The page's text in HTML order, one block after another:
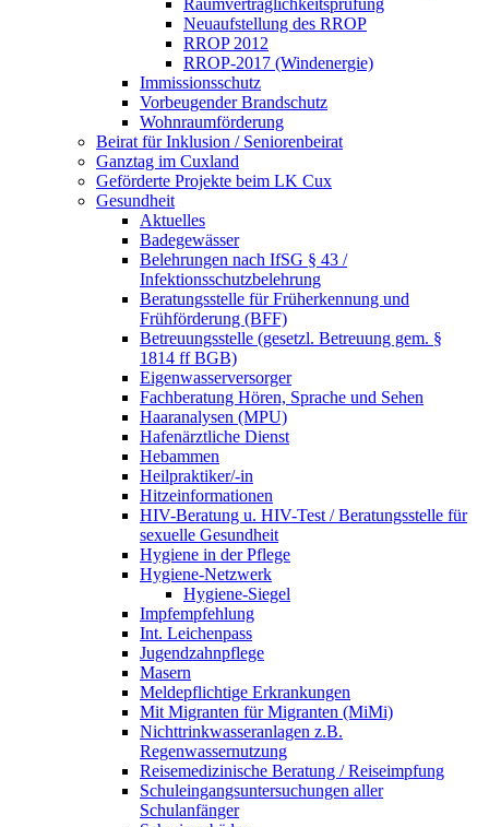
Raumverträglichkeitsprüfung
Neuaufstellung des RROP
RROP 2012
RROP-2017 (Windenergie)
Immissionsschutz
Vorbeugender Brandschutz
Wohnraumförderung
Beirat für Inklusion / Seniorenbeirat
Ganztag im Cuxland
Geförderte Projekte beim LK Cux
Gesundheit
Aktuelles
Badegewässer
Belehrungen nach IfSG § 43 /
Infektionsschutzbelehrung
Beratungsstelle für Früherkennung und
Frühförderung (BFF)
Betreuungsstelle (gesetzl. Betreuung gem. §
1814 ff BGB)
Eigenwasserversorger
Fachberatung Hören, Sprache und Sehen
Haaranalysen (MPU)
Hafenärztliche Dienst
Hebammen
Heilpraktiker/-in
Hitzeinformationen
HIV-Beratung u. HIV-Test / Beratungsstelle für
sexuelle Gesundheit
Hygiene in der Pflege
Hygiene-Netzwerk
Hygiene-Siegel
Impfempfehlung
Int. Leichenpass
Jugendzahnpflege
Masern
Meldepflichtige Erkrankungen
Mit Migranten für Migranten (MiMi)
Nichttrinkwasseranlagen z.B.
Regenwassernutzung
Reisemedizinische Beratung / Reiseimpfung
Schuleingangsuntersuchungen aller
Schulanfänger